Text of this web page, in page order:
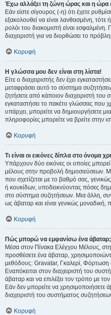
Έχω αλλάξει τη ζώνη ώρας και η ώρα
Εάν είστε σίγουρος (-η) ότι έχετε
εξακολουθεί να είναι λανθασμένη,
ρολόι του διακομιστή είναι
διαχειριστή για να διορθώσει το
Κορυφή
Η γλώσσα μου δεν είναι στη λίστα!
Είτε ο διαχειριστής δεν έχει
μεταφράσει αυτό το σύστημα
ζητήσετε από κάποιον διαχειριστή
εγκαταστήσει το πακέτο γλώσσας που
υπάρχει, μπορείτε να δημιουργήσετε
πληροφορίες μπορείτε να βρείτε στην
Κορυφή
Τι είναι οι εικόνες δίπλα στο όνομα
Υπάρχουν δύο εικόνες οι οποίες
μέλους στην προβολή δημοσιεύσεων.
που σχετίζεται με το βαθμό σας,
ή κουκίδων, υποδεικνύοντας πόσες
στο σύστημα συζητήσεων. Μια άλλη,
ως άβαταρ και είναι γενικώς
Κορυφή
Πώς μπορώ να εμφανίσω ένα άβαταρ;
Μέσα στον Πίνακα Ελέγχου Μέλους,
προσθέσετε ένα άβαταρ,
μεθόδους: Gravatar, Γκαλερί,
Εναπόκειται στον διαχειριστή του
άβαταρ και να επιλέξει τον τρόπο με
Εάν δεν μπορείτε να χρησιμοποιήσετε
διαχειριστή του συστήματος
Κορυφή